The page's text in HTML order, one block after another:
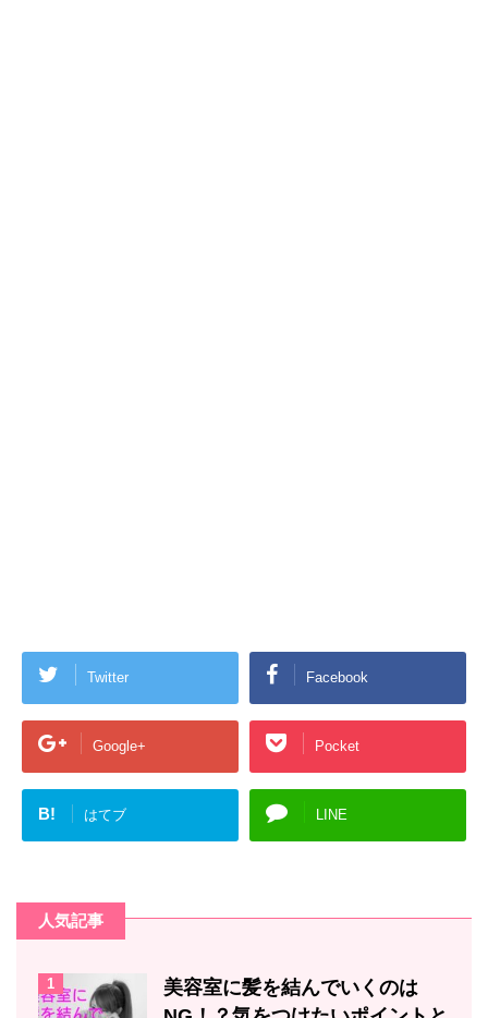
Twitter Facebook
Google+ Pocket
B! はてブ LINE
人気記事
1
美容室に髪を結んでいくのは